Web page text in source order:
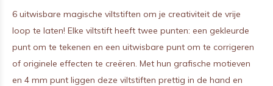
6 uitwisbare magische viltstiften om je creativiteit de vrije
loop te laten! Elke viltstift heeft twee punten: een gekleurde
punt om te tekenen en een uitwisbare punt om te corrigeren
of originele effecten te creëren. Met hun grafische motieven
en 4 mm punt liggen deze viltstiften prettig in de hand en